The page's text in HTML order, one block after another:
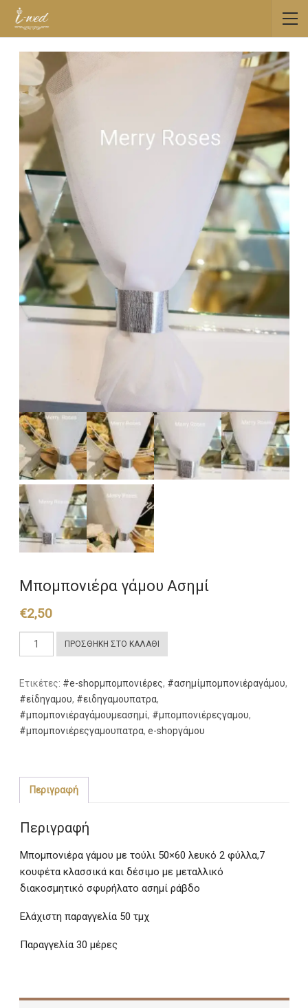
Μπομπονιέρα γάμου Ασημί
€2,50
Μπομπονιέρα
γάμου
ποσότητα
ΠΡΟΣΘΉΚΗ ΣΤΟ ΚΑΛΆΘΙ
Ετικέτες: #e-shopμπομπονιέρες, #ασημίμπομπονιέραγάμου,
#είδηγαμου, #ειδηγαμουπατρα,
#μπομπονιέραγάμουμεασημί, #μπομπονιέρεςγαμου,
#μπομπονιέρεςγαμουπατρα, e-shopγάμου
Περιγραφή
Περιγραφή
Μπομπονιέρα γάμου με τούλι 50×60 λευκό 2 φύλλα,7
κουφέτα κλασσικά και δέσιμο με μεταλλικό
διακοσμητικό σφυρήλατο ασημί ράβδο
Ελάχιστη παραγγελία 50 τμχ
Παραγγελία 30 μέρες